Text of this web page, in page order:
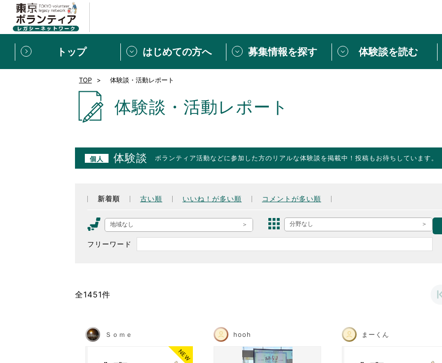
トップ はじめての方へ
新規登録 ボランティアをしたい方は「個人ユーザー登録」
東京ボランティアレガシーネットワークとは ボランティア
ボランティア み
募集情報を探す
募集情報
体験談を読む
[個人] 体験談
ボランティアの広場
新着記事一覧
スペシャルイン
ボランティアは
東京2020大会の軌跡 ボランティア
TOP 体験談・活動レポート
体験談・活動レポート
個人 体験談 ボランティア活動などに参加した方のリアルな体験談を掲載中！投稿もお待ちしています。
新着順 古い順 いいね！が多い順 コメントが多い順
地域なし 分野なし
フリーワード
全1451件
Ｓｏｍｅ
NEW
hooh まーくん